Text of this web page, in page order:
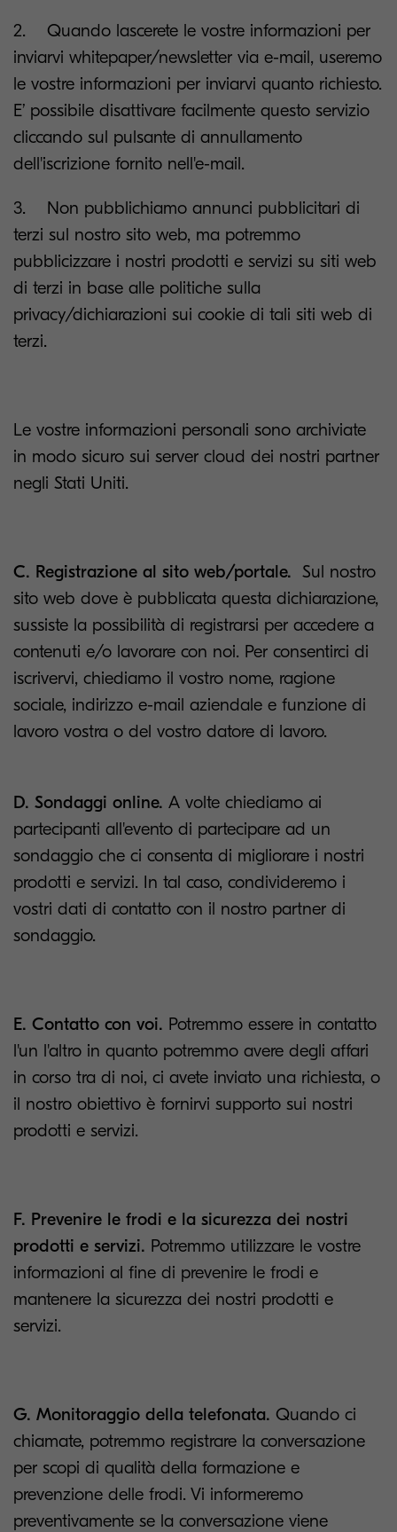
2. Quando lascerete le vostre informazioni per
inviarvi whitepaper/newsletter via e-mail, useremo
le vostre informazioni per inviarvi quanto richiesto.
E’ possibile disattivare facilmente questo servizio
cliccando sul pulsante di annullamento
dell'iscrizione fornito nell'e-mail.
3. Non pubblichiamo annunci pubblicitari di
terzi sul nostro sito web, ma potremmo
pubblicizzare i nostri prodotti e servizi su siti web
di terzi in base alle politiche sulla
privacy/dichiarazioni sui cookie di tali siti web di
terzi.
Le vostre informazioni personali sono archiviate
in modo sicuro sui server cloud dei nostri partner
negli Stati Uniti.
C. Registrazione al sito web/portale. Sul nostro
sito web dove è pubblicata questa dichiarazione,
sussiste la possibilità di registrarsi per accedere a
contenuti e/o lavorare con noi. Per consentirci di
iscrivervi, chiediamo il vostro nome, ragione
sociale, indirizzo e-mail aziendale e funzione di
lavoro vostra o del vostro datore di lavoro.
D. Sondaggi online. A volte chiediamo ai
partecipanti all'evento di partecipare ad un
sondaggio che ci consenta di migliorare i nostri
prodotti e servizi. In tal caso, condivideremo i
vostri dati di contatto con il nostro partner di
sondaggio.
E. Contatto con voi. Potremmo essere in contatto
l'un l'altro in quanto potremmo avere degli affari
in corso tra di noi, ci avete inviato una richiesta, o
il nostro obiettivo è fornirvi supporto sui nostri
prodotti e servizi.
F. Prevenire le frodi e la sicurezza dei nostri
prodotti e servizi. Potremmo utilizzare le vostre
informazioni al fine di prevenire le frodi e
mantenere la sicurezza dei nostri prodotti e
servizi.
G. Monitoraggio della telefonata. Quando ci
chiamate, potremmo registrare la conversazione
per scopi di qualità della formazione e
prevenzione delle frodi. Vi informeremo
preventivamente se la conversazione viene